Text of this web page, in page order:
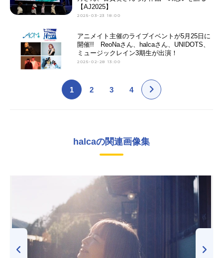
【AJ2025】
2025-03-23 18:00
アニメイト主催のライブイベントが5月25日に
開催!! ReoNaさん、halcaさん、UNIDOTS、
ミュージックレイン3期生が出演！
2025-02-28 13:00
1 2 3 4
halcaの関連画像集